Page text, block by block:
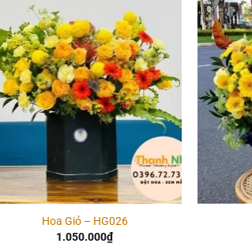
Add to
wishlist
Hoa Giỏ – HG026
1.050.000₫